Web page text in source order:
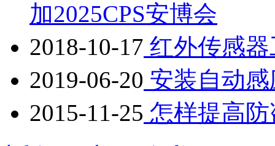
加2025CPS安博会
2018-10-17 红外传感
2019-06-20 安装自动
2015-11-25 怎样提高